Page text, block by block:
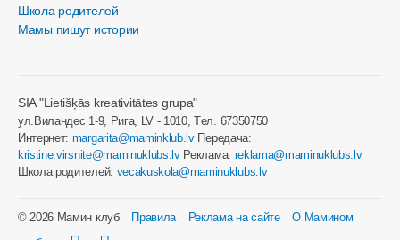
Школа родителей
Мамы пишут истории
SIA "Lietišķās kreativitātes grupa"
ул.Виландес 1-9, Рига, LV - 1010, Tел. 67350750
Интернет: margarita@maminklub.lvПередача:
kristine.virsnite@maminuklubs.lvРеклама: reklama@maminuklubs.lv
Школа родителей: vecakuskola@maminuklubs.lv
© 2026 Мамин клуб Правила Реклама на сайте
О Мамином